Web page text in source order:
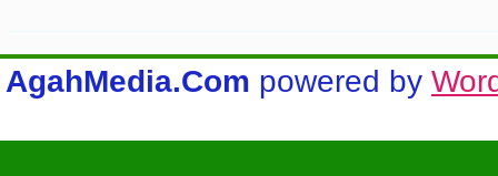
AgahMedia.Com powered by